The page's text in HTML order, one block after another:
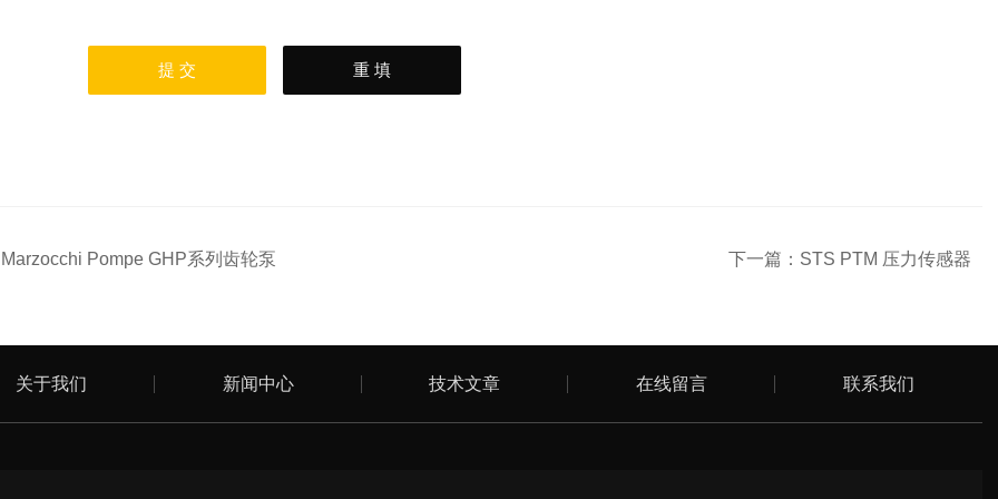
Marzocchi Pompe GHP系列齿轮泵 下一篇： STS PTM 压力传感器
关于我们 新闻中心 技术文章 在线留言 联系我们